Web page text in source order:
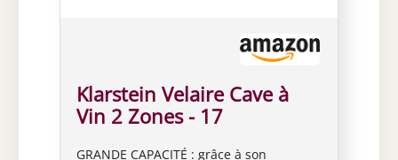
Klarstein Velaire Cave à
Vin 2 Zones - 17
GRANDE CAPACITÉ : grâce à son